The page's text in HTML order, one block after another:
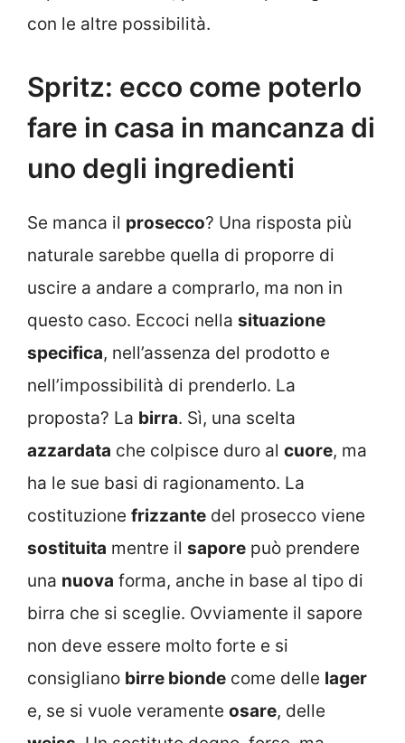
con le altre possibilità.
Spritz: ecco come poterlo
fare in casa in mancanza di
uno degli ingredienti
Se manca il prosecco? Una risposta più
naturale sarebbe quella di proporre di
uscire a andare a comprarlo, ma non in
questo caso. Eccoci nella situazione
specifica, nell’assenza del prodotto e
nell’impossibilità di prenderlo. La
proposta? La birra. Sì, una scelta
azzardata che colpisce duro al cuore, ma
ha le sue basi di ragionamento. La
costituzione frizzante del prosecco viene
sostituita mentre il sapore può prendere
una nuova forma, anche in base al tipo di
birra che si sceglie. Ovviamente il sapore
non deve essere molto forte e si
consigliano birre bionde come delle lager
e, se si vuole veramente osare, delle